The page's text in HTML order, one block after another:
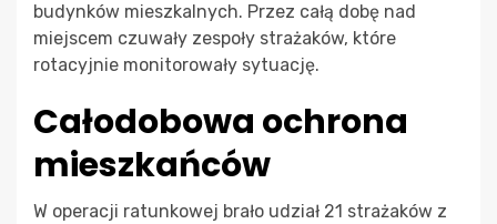
budynków mieszkalnych. Przez całą dobę nad
miejscem czuwały zespoły strażaków, które
rotacyjnie monitorowały sytuację.
Całodobowa ochrona
mieszkańców
W operacji ratunkowej brało udział 21 strażaków z